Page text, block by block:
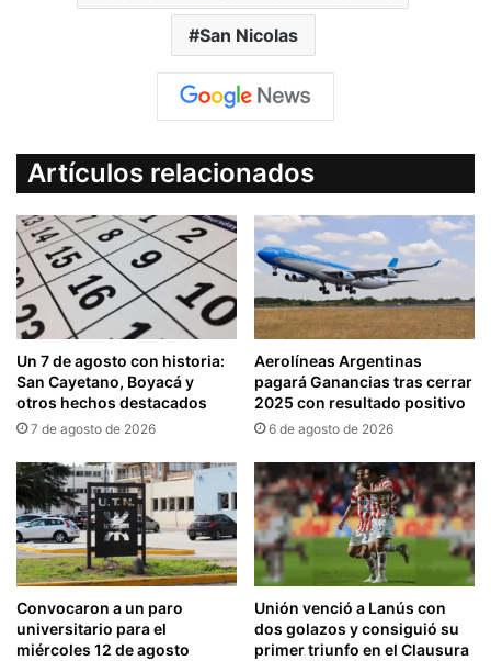
San Nicolas
Artículos relacionados
Un 7 de agosto con historia:
San Cayetano, Boyacá y
otros hechos destacados
7 de agosto de 2026
Aerolíneas Argentinas
pagará Ganancias tras cerrar
2025 con resultado positivo
6 de agosto de 2026
Convocaron a un paro
universitario para el
miércoles 12 de agosto
Unión venció a Lanús con
dos golazos y consiguió su
primer triunfo en el Clausura